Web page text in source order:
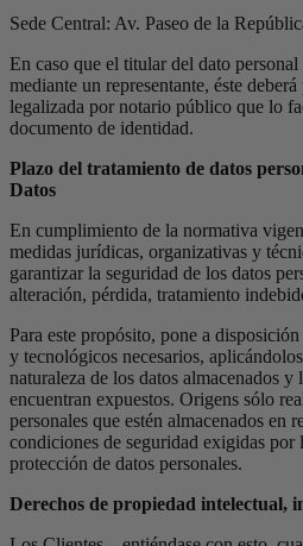
Sede Central: Av. Paseo de la
En caso que el titular del dato
mediante un representante, éste
legalizada por notario público que lo
documento de identidad.
Plazo del tratamiento de datos
Datos
En cumplimiento de la normativa
medidas jurídicas, organizativas y
garantizar la seguridad de los datos
alteración, pérdida, tratamiento
Para este propósito, pone a
y tecnológicos necesarios,
naturaleza de los datos almacenados y
encuentran expuestos. Origens sólo
personales que estén almacenados en
condiciones de seguridad exigidas por
protección de datos personales.
Derechos de propiedad intelectual,